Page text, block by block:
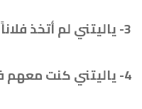
3- ياليتني لم أتخذ فلاناً خليلا .
4- ياليتني كنت معهم فأفوز فوزًا عظيما.